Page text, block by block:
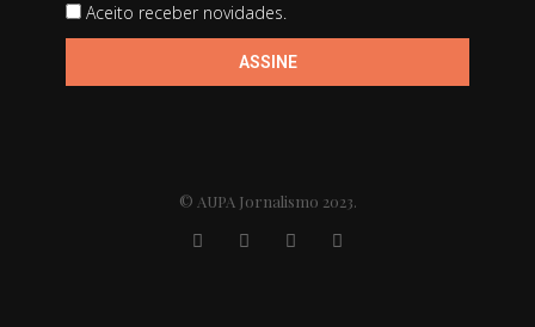
Aceito receber novidades.
ASSINE
© AUPA Jornalismo 2023.